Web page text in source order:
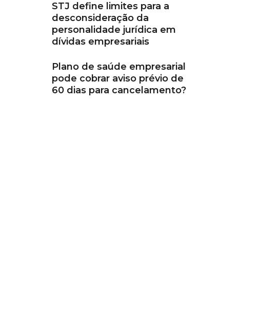
STJ define limites para a
desconsideração da
personalidade jurídica em
dívidas empresariais
Plano de saúde empresarial
pode cobrar aviso prévio de
60 dias para cancelamento?